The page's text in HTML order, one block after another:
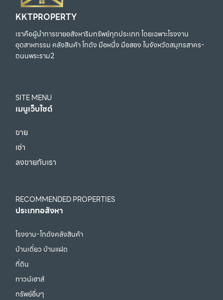
KKTPROPERTY
เราคือผู้นำการขายอสังหาริมทรัพย์ทุกประเภท โดยเฉพาะโรงงาน
อุตสาหกรรม คลังสินค้า โกดัง มือหนึ่ง มือสอง ในจังหวัดสมุทรสาคร-
ถนนพระราม2
SITE MENU
เมนูเว็บไซต์
ขาย
เช่า
ลงขายกับเรา
RECOMMENDED PROPERTIES
ประเภทอสังหา
โรงงาน-โกดังคลังสินค้า
บ้านเดี่ยว บ้านแฝด
ที่ดิน
ทาวน์เฮาส์
ทรัพย์อื่นๆ